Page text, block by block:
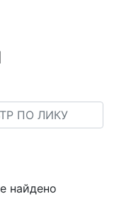
найдено